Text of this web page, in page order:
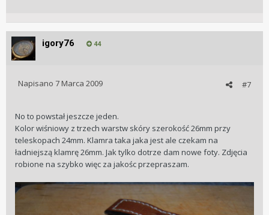
igory76 44
#7
Napisano 7 Marca 2009
No to powstał jeszcze jeden.
Kolor wiśniowy z trzech warstw skóry szerokość 26mm przy
teleskopach 24mm. Klamra taka jaka jest ale czekam na
ładniejszą klamrę 26mm. Jak tylko dotrze dam nowe foty. Zdjęcia
robione na szybko więc za jakośc przepraszam.